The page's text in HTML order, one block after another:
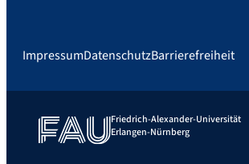
ImpressumDatenschutzBarrierefreiheit
Friedrich-Alexander-Universität
Erlangen-Nürnberg